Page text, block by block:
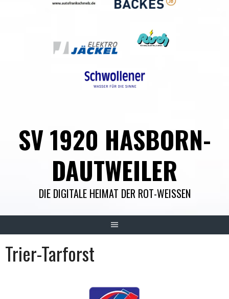
SV 1920 HASBORN-
DAUTWEILER
DIE DIGITALE HEIMAT DER ROT-WEISSEN
Trier-Tarforst